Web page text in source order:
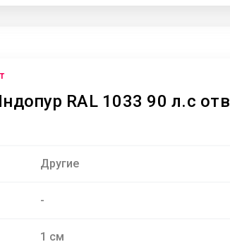
RAL 1033 90 л.с
Другие
-
1 см